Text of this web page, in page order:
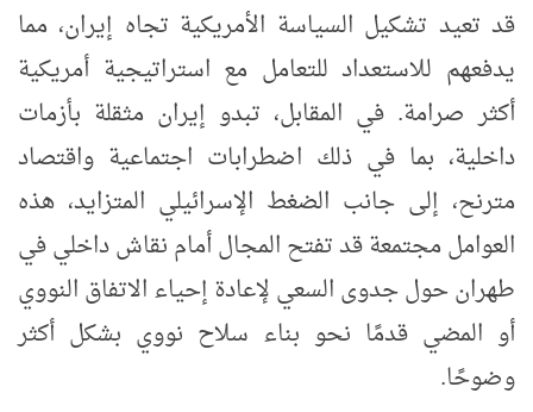
قد تعيد تشكيل السياسة الأمريكية تجاه إيران، مما
يدفعهم للاستعداد للتعامل مع استراتيجية أمريكية
أكثر صرامة. في المقابل، تبدو إيران مثقلة بأزمات
داخلية، بما في ذلك اضطرابات اجتماعية واقتصاد
مترنح، إلى جانب الضغط الإسرائيلي المتزايد، هذه
العوامل مجتمعة قد تفتح المجال أمام نقاش داخلي في
طهران حول جدوى السعي لإعادة إحياء الاتفاق النووي
أو المضي قدمًا نحو بناء سلاح نووي بشكل أكثر
وضوحًا.